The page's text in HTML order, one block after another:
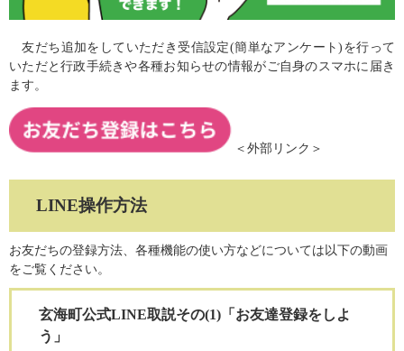
友だち追加をしていただき受信設定(簡単なアンケート)を行って
いただと行政手続きや各種お知らせの情報がご自身のスマホに届き
ます。
＜外部リンク＞
LINE操作方法
お友だちの登録方法、各種機能の使い方などについては以下の動画
をご覧ください。
玄海町公式LINE取説その(1)「お友達登録をしよ
う」